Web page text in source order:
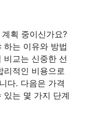
획 중이신가요?
하는 이유와 방법
비교는 신중한 선
리적인 비용으로
다. 다음은 가격
있는 몇 가지 단계